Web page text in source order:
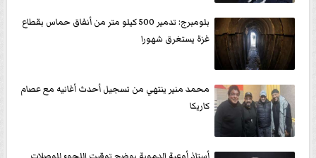
بلومبرج: تدمير 500 كيلو متر من أنفاق حماس بقطاع
غزة يستغرق شهورا
محمد منير ينتهي من تسجيل أحدث أغانيه مع عصام
كاريكا